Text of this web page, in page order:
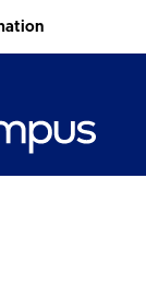
qui vous